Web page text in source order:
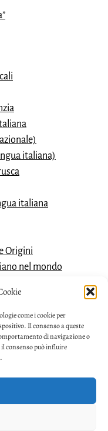
come i cookie per
Il consenso a queste
di navigazione o
consenso può influire
italiana)
italiana
Origini
nel mondo